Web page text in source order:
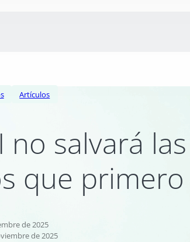
Artículos
no salvará
que
de 2025
de 2025